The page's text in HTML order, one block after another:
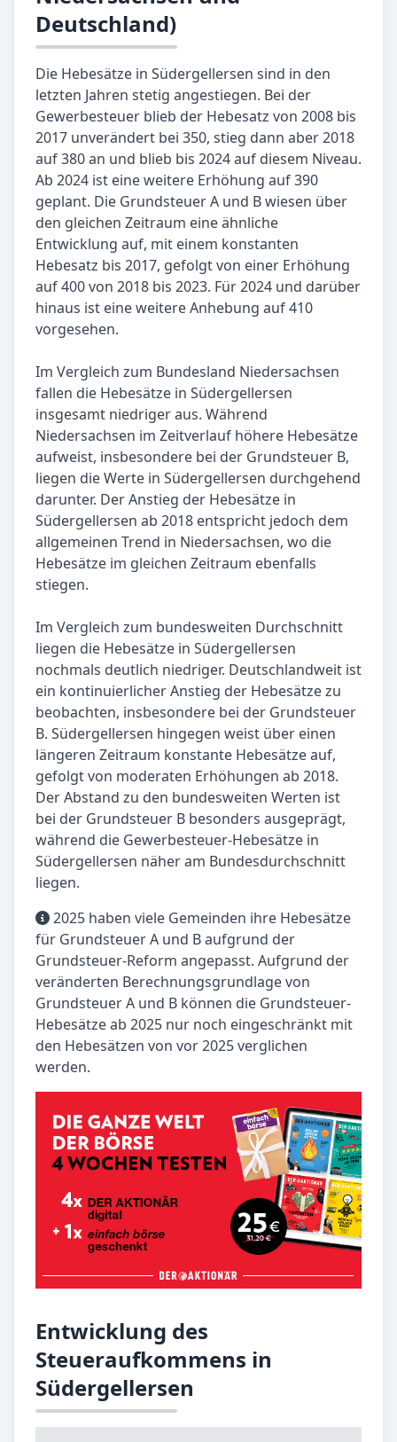
Deutschland)
Die Hebesätze in Südergellersen sind in den
letzten Jahren stetig angestiegen. Bei der
Gewerbesteuer blieb der Hebesatz von 2008 bis
2017 unverändert bei 350, stieg dann aber 2018
auf 380 an und blieb bis 2024 auf diesem Niveau.
Ab 2024 ist eine weitere Erhöhung auf 390
geplant. Die Grundsteuer A und B wiesen über
den gleichen Zeitraum eine ähnliche
Entwicklung auf, mit einem konstanten
Hebesatz bis 2017, gefolgt von einer Erhöhung
auf 400 von 2018 bis 2023. Für 2024 und darüber
hinaus ist eine weitere Anhebung auf 410
vorgesehen.
Im Vergleich zum Bundesland Niedersachsen
fallen die Hebesätze in Südergellersen
insgesamt niedriger aus. Während
Niedersachsen im Zeitverlauf höhere Hebesätze
aufweist, insbesondere bei der Grundsteuer B,
liegen die Werte in Südergellersen durchgehend
darunter. Der Anstieg der Hebesätze in
Südergellersen ab 2018 entspricht jedoch dem
allgemeinen Trend in Niedersachsen, wo die
Hebesätze im gleichen Zeitraum ebenfalls
stiegen.
Im Vergleich zum bundesweiten Durchschnitt
liegen die Hebesätze in Südergellersen
nochmals deutlich niedriger. Deutschlandweit ist
ein kontinuierlicher Anstieg der Hebesätze zu
beobachten, insbesondere bei der Grundsteuer
B. Südergellersen hingegen weist über einen
längeren Zeitraum konstante Hebesätze auf,
gefolgt von moderaten Erhöhungen ab 2018.
Der Abstand zu den bundesweiten Werten ist
bei der Grundsteuer B besonders ausgeprägt,
während die Gewerbesteuer-Hebesätze in
Südergellersen näher am Bundesdurchschnitt
liegen.
2025 haben viele Gemeinden ihre Hebesätze
für Grundsteuer A und B aufgrund der
Grundsteuer-Reform angepasst. Aufgrund der
veränderten Berechnungsgrundlage von
Grundsteuer A und B können die Grundsteuer-
Hebesätze ab 2025 nur noch eingeschränkt mit
den Hebesätzen von vor 2025 verglichen
werden.
Entwicklung des
Steueraufkommens in
Südergellersen